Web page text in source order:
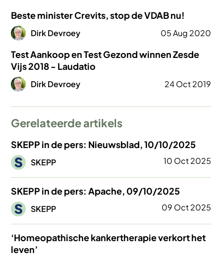
Beste minister Crevits, stop de VDAB nu!
Afbeelding
Dirk Devroey 05 Aug 2020
Test Aankoop en Test Gezond winnen Zesde
Vijs 2018 - Laudatio
Afbeelding
Dirk Devroey 24 Oct 2019
Gerelateerde artikels
SKEPP in de pers: Nieuwsblad, 10/10/2025
Afbeelding
SKEPP 10 Oct 2025
SKEPP in de pers: Apache, 09/10/2025
Afbeelding
SKEPP 09 Oct 2025
‘Homeopathische kankertherapie verkort het
leven’